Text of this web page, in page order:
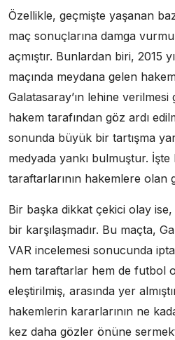
Özellikle, geçmişte yaşanan
maç sonuçlarına damga
açmıştır. Bunlardan biri, 2015
maçında meydana gelen
Galatasaray’ın lehine
hakem tarafından göz ardı
sonunda büyük bir tartışma
medyada yankı bulmuştur.
taraftarlarının hakemlere olan
Bir başka dikkat çekici olay ise,
bir karşılaşmadır. Bu maçta,
VAR incelemesi sonucunda
hem taraftarlar hem de futbol
eleştirilmiş, arasında yer
hakemlerin kararlarının ne
kez daha gözler önüne